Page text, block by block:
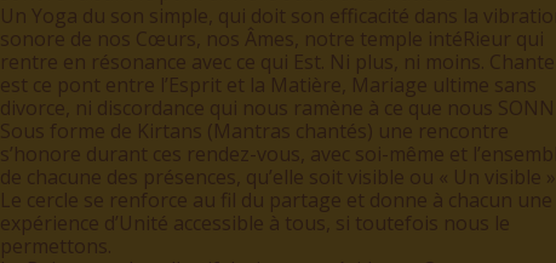
Un Yoga du son simple, qui doit son efficacité dans la
sonore de nos Cœurs, nos Âmes, notre temple intéRieur qui
rentre en résonance avec ce qui Est. Ni plus, ni moins.
est ce pont entre l’Esprit et la Matière, Mariage ultime sans
divorce, ni discordance qui nous ramène à ce que nous
Sous forme de Kirtans (Mantras chantés) une rencontre
s’honore durant ces rendez-vous, avec soi-même et
de chacune des présences, qu’elle soit visible ou « Un visible ».
Le cercle se renforce au fil du partage et donne à chacun une
expérience d’Unité accessible à tous, si toutefois nous le
permettons.